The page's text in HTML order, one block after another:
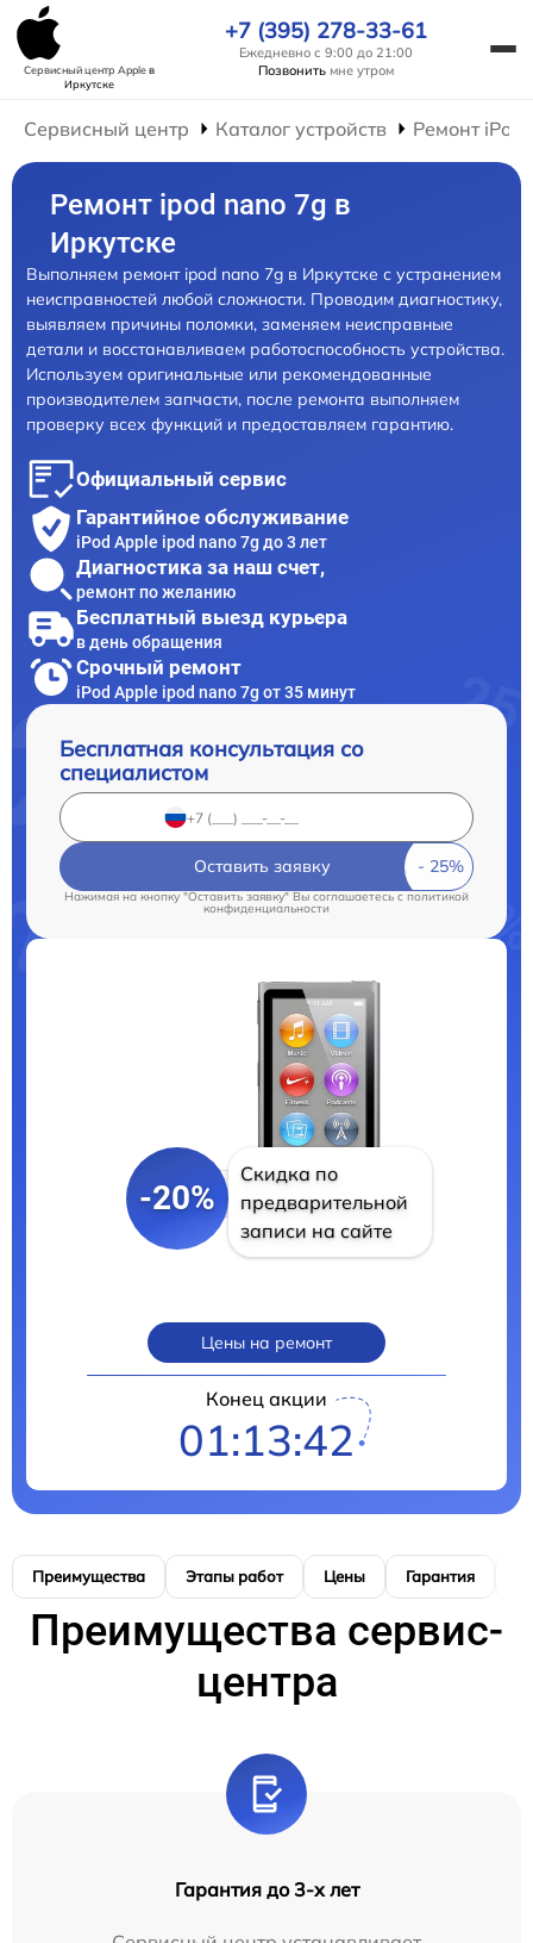
Сервисный центр Appleв
Иркутске
+7 (395) 278-33-61
Ежедневно с 9:00 до 21:00
Позвонить мне утром
Сервисный центр Каталог устройств Ремонт iPod
Ремонт ipod nano 7g в
Иркутске
Выполняем ремонт ipod nano 7g в Иркутске с устранением
неисправностей любой сложности. Проводим диагностику,
выявляем причины поломки, заменяем неисправные
детали и восстанавливаем работоспособность устройства.
Используем оригинальные или рекомендованные
производителем запчасти, после ремонта выполняем
проверку всех функций и предоставляем гарантию.
Официальный сервис
Гарантийное обслуживание
iPod Apple ipod nano 7g до 3 лет
Диагностика за наш счет,
ремонт по желанию
Бесплатный выезд курьера
в день обращения
Срочный ремонт
iPod Apple ipod nano 7g от 35 минут
Бесплатная консультация со
специалистом
Оставить заявку
Нажимая на кнопку "Оставить заявку" Вы соглашаетесь cполитикой
конфиденциальности
-20%
Скидка по
предварительной
записи на сайте
Цены на ремонт
Конец акции
01:13:41
Преимущества Этапы работ Цены Гарантия
Преимущества сервис-
центра
Гарантия до 3-х лет